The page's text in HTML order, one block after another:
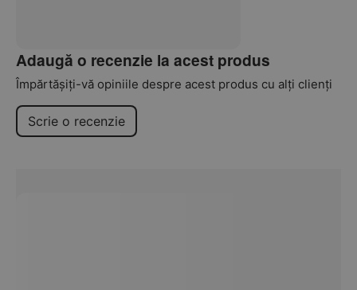
Adaugă o recenzie la acest produs
Împărtășiți-vă opiniile despre acest produs cu alți clienți
Scrie o recenzie